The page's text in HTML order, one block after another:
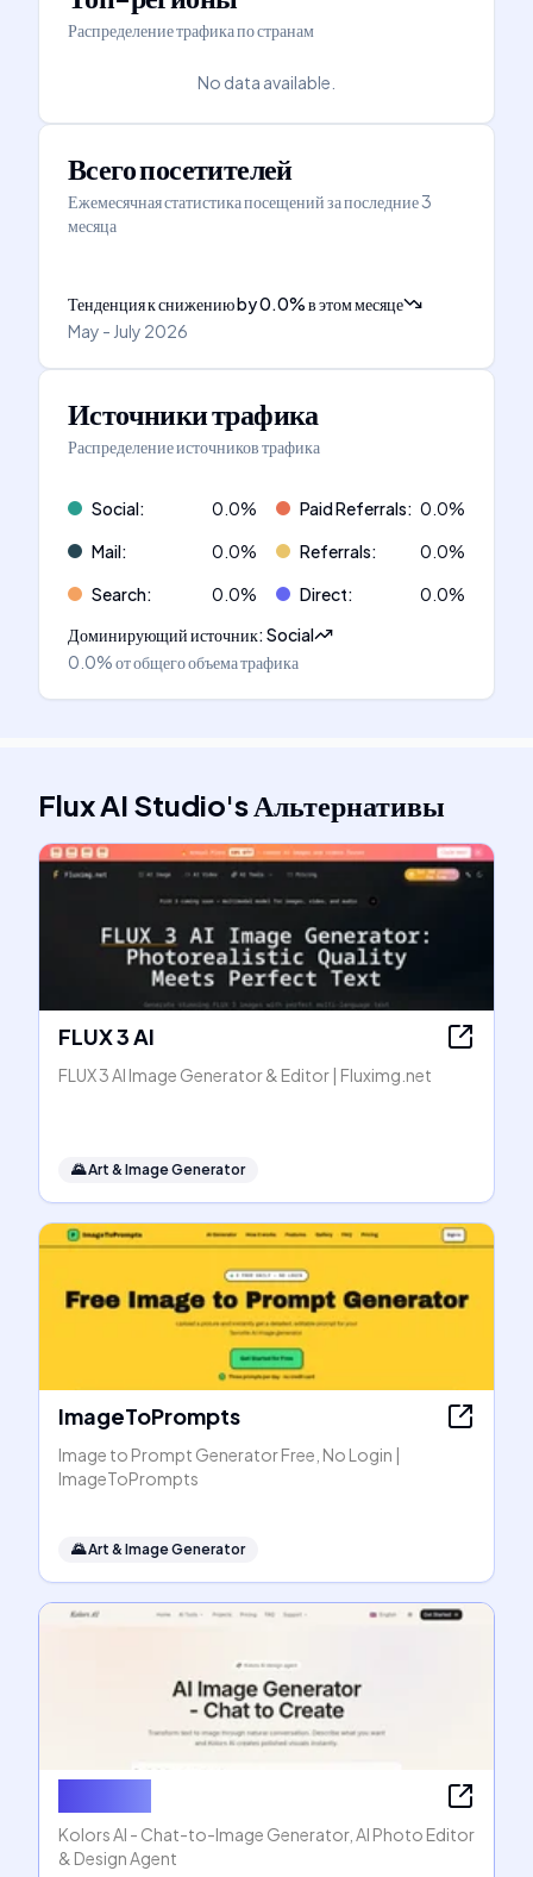
Распределение трафика по странам
No data available.
Всего посетителей
Ежемесячная статистика посещений за последние 3
месяца
Тенденция к снижениюby0.0%в этом месяце
May - July 2026
Источники трафика
Распределение источников трафика
Social: 0.0% Paid Referrals: 0.0%
Mail: 0.0% Referrals: 0.0%
Search: 0.0% Direct: 0.0%
Доминирующий источник:Social
0.0%от общего объема трафика
Flux AI Studio'sАльтернативы
FLUX 3 AI
FLUX 3 AI Image Generator & Editor | Fluximg.net
🌄Art & Image Generator
ImageToPrompts
Image to Prompt Generator Free, No Login |
ImageToPrompts
🌄Art & Image Generator
Kolors AI - Chat-to-Image Generator, AI Photo Editor
& Design Agent